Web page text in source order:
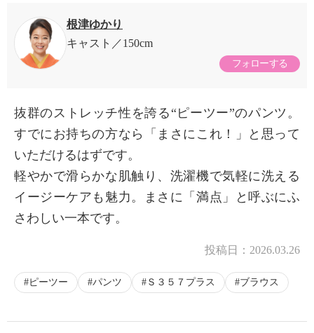
根津ゆかり
キャスト
150cm
フォローする
抜群のストレッチ性を誇る“ピーツー”のパンツ。
すでにお持ちの方なら「まさにこれ！」と思って
いただけるはずです。
軽やかで滑らかな肌触り、洗濯機で気軽に洗える
イージーケアも魅力。まさに「満点」と呼ぶにふ
さわしい一本です。
投稿日： 2026.03.26
ピーツー パンツ Ｓ３５７プラス ブラウス